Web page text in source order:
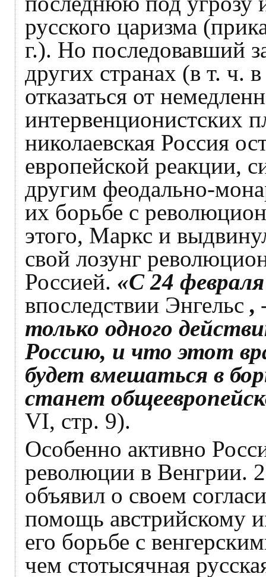
русского царизма
г.). Но последовавший
других странах (в т. ч.
отказаться от
интервенционистских
николаевская Россия
европейской реакции,
другим феодально-
их борьбе с
этого, Маркс и
свой лозунг
Россией. «С 24
впоследствии Энгельс ,
только одного
Россию, и что этот
будет вмешаться в
станет
VI, стр. 9).
Особенно активно
революции в Венгрии.
объявил о своем
помощь австрийскому
его борьбе с
чем стотысячная